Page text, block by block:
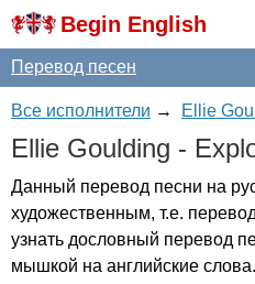
Begin English
Перевод песен
Все исполнители → Ellie
Ellie Goulding -
Данный перевод песни на
художественным, т.е.
узнать дословный перевод
мышкой на английские слова.